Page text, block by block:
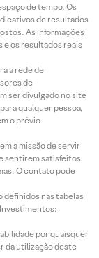
de tempo. Os
de resultados
As informações
e os resultados reais
a rede de
de
ser divulgado no site
qualquer pessoa,
o prévio
a missão de servir
sentirem satisfeitos
O contato pode
definidos nas tabelas
por quaisquer
da utilização deste